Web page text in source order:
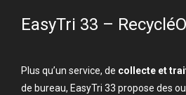
EasyTri 33 –
Plus qu’un service, de collecte et
de bureau, EasyTri 33 propose des